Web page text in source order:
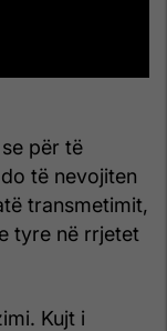
për të
të nevojiten
transmetimit,
tyre në rrjetet
Kujt i